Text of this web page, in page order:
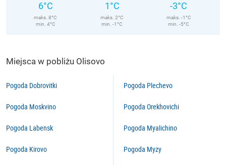
6°C
maks. 8°C
min. 4°C
1°C
maks. 2°C
min. -1°C
-3°C
maks. -1°C
min. -5°C
Miejsca w pobliżu Olisovo
Pogoda Dobrovitki
Pogoda Moskvino
Pogoda Labensk
Pogoda Kirovo
Pogoda Plechevo
Pogoda Orekhovichi
Pogoda Myalichino
Pogoda Myzy